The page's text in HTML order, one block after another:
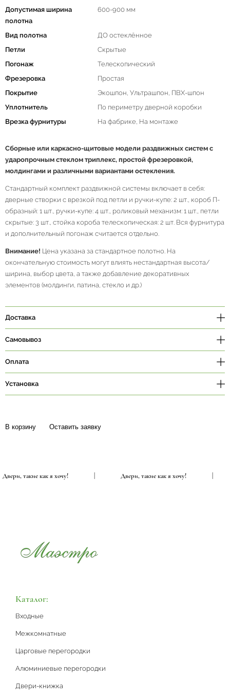
Допустимая ширина
полотна
600-900 мм
Вид полотна
ДО остеклённое
Петли
Скрытые
Погонаж
Телескопический
Фрезеровка
Простая
Покрытие
Экошпон, Ультрашпон, ПВХ-шпон
Уплотнитель
По периметру дверной коробки
Врезка фурнитуры
На фабрике, На монтаже
Сборные или каркасно-щитовые модели раздвижных систем с
ударопрочным стеклом триплекс, простой фрезеровкой,
молдингами и различными вариантами остекления.
Стандартный комплект раздвижной системы включает в себя:
дверные створки с врезкой под петли и ручки-купе: 2 шт., короб П-
образный: 1 шт., ручки-купе: 4 шт., роликовый механизм: 1 шт., петли
скрытые: 3 шт., стойка короба телескопическая: 2 шт. Вся фурнитура
и дополнительный погонаж считается отдельно.
Внимание! Цена указана за стандартное полотно. На
окончательную стоимость могут влиять нестандартная высота/
ширина, выбор цвета, а также добавление декоративных
элементов (молдинги, патина, стекло и др.)
Доставка
Самовывоз
Оплата
Установка
В корзину Оставить заявку
Двери, такие как я хочу! Двери, такие как я хочу!
Каталог:
Входные
Межкомнатные
Царговые перегородки
Алюминиевые перегородки
Двери-книжка